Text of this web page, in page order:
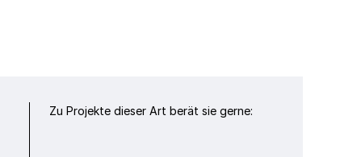
Zu Projekte dieser Art berät sie gerne: